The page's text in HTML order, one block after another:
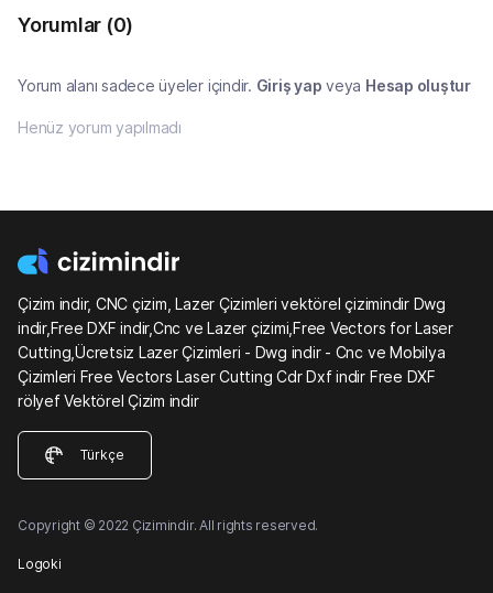
Yorumlar (0)
Yorum alanı sadece üyeler içindir. Giriş yap veya Hesap oluştur
Henüz yorum yapılmadı
Çizim indir, CNC çizim, Lazer Çizimleri vektörel çizimindir Dwg
indir,Free DXF indir,Cnc ve Lazer çizimi,Free Vectors for Laser
Cutting,Ücretsiz Lazer Çizimleri - Dwg indir - Cnc ve Mobilya
Çizimleri Free Vectors Laser Cutting Cdr Dxf indir Free DXF
rölyef Vektörel Çizim indir
Türkçe
Copyright © 2022 Çizimindir. All rights reserved.
Logoki